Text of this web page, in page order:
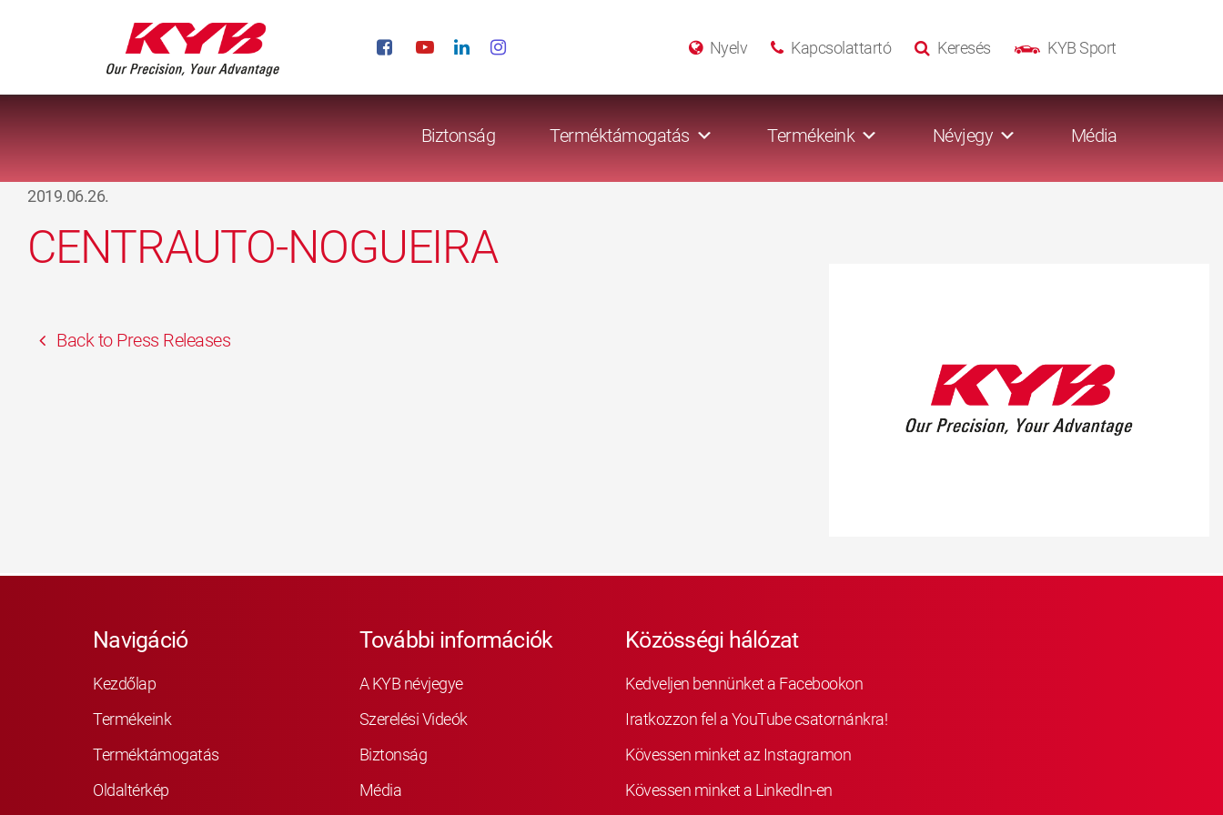
KYB Sport
Keresés
Kapcsolattartó
Nyelv
Biztonság Terméktámogatás Termékeink Névjegy Média
2019.06.26.
CENTRAUTO-NOGUEIRA
Back to Press Releases
Navigáció
Kezdőlap
Termékeink
Terméktámogatás
Oldaltérkép
További információk
A KYB névjegye
Szerelési Videók
Biztonság
Média
Közösségi hálózat
Kedveljen bennünket a Facebookon
Iratkozzon fel a YouTube csatornánkra!
Kövessen minket az Instagramon
Kövessen minket a LinkedIn-en